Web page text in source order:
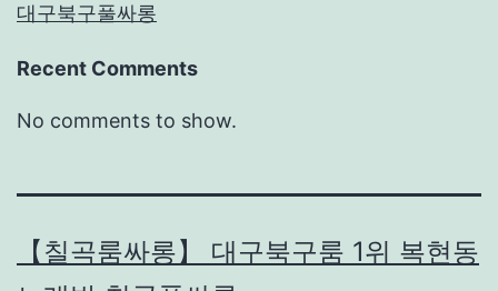
대구북구풀싸롱
Recent Comments
No comments to show.
【칠곡룸싸롱】 대구북구룸 1위 복현동